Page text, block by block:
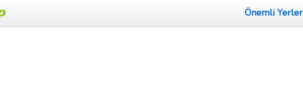
Önemli Yerler